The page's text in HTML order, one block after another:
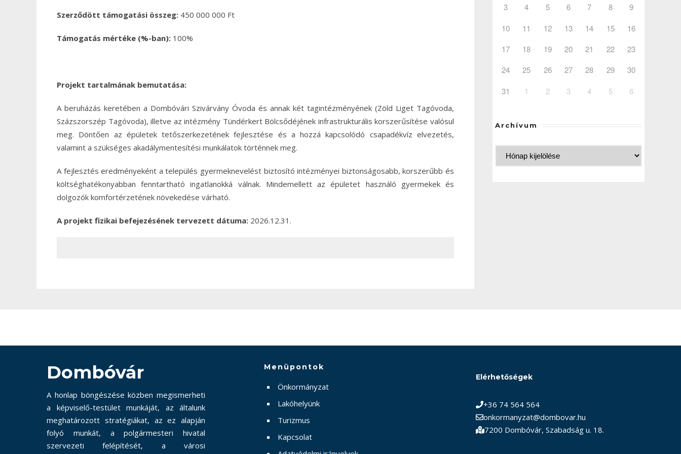
Szerződött támogatási összeg: 450 000 000 Ft
Támogatás mértéke (%-ban): 100%
Projekt tartalmának bemutatása:
A beruházás keretében a Dombóvári Szivárvány Óvoda és annak két tagintézményének (Zöld Liget Tagóvoda,
Százszorszép Tagóvoda), illetve az intézmény Tündérkert Bölcsődéjének infrastrukturális korszerűsítése valósul
meg. Döntően az épületek tetőszerkezetének fejlesztése és a hozzá kapcsolódó csapadékvíz elvezetés,
valamint a szükséges akadálymentesítési munkálatok történnek meg.
A fejlesztés eredményeként a település gyermeknevelést biztosító intézményei biztonságosabb, korszerűbb és
költséghatékonyabban fenntartható ingatlanokká válnak. Mindemellett az épületet használó gyermekek és
dolgozók komfortérzetének növekedése várható.
A projekt fizikai befejezésének tervezett dátuma: 2026.12.31.
3
4 5 6 7 8
9
10
11 12 13 14 15
16
17
18 19 20 21 22
23
24
25 26 27 28 29
30
31
1 2 3 4 5 6
Archívum
Dombóvár
A honlap böngészése közben megismerheti
a képviselő-testület munkáját, az általunk
meghatározott stratégiákat, az ez alapján
folyó munkát, a polgármesteri hivatal
szervezeti felépítését, a városi
Menüpontok
Önkormányzat
Lakóhelyünk
Turizmus
Kapcsolat
Elérhetőségek
+36 74 564 564
onkormanyzat@dombovar.hu
7200 Dombóvár, Szabadság u. 18.